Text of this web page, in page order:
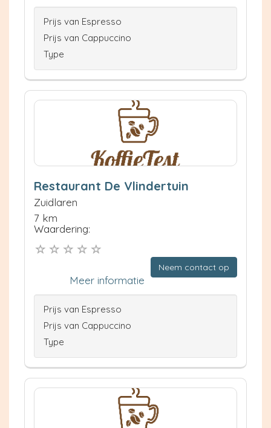
Prijs van Espresso
Prijs van Cappuccino
Type
Restaurant De Vlindertuin
Zuidlaren
7 km
Waardering:
Neem contact op
Meer informatie
Prijs van Espresso
Prijs van Cappuccino
Type